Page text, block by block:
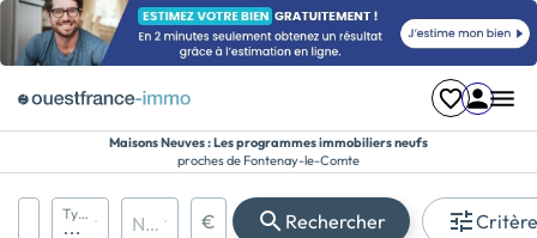
Maisons Neuves : Les programmes immobiliers neufs
proches de Fontenay-le-Comte
Région, département, ville, CP
Types de biens Nombre de pièces Prix maximum
€ Rechercher